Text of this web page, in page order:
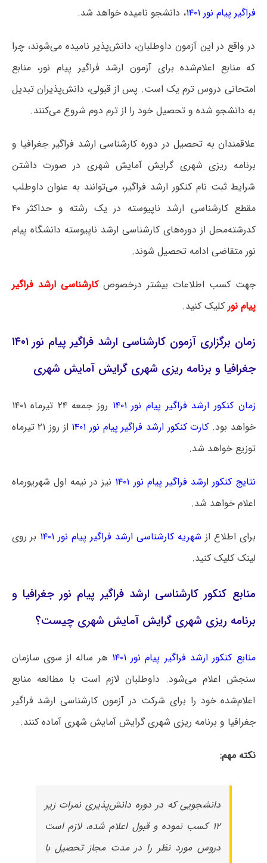
فراگیر پیام نور ۱۴۰۱
، دانشجو نامیده خواهد شد.
در واقع در این آزمون داوطلبان، دانش‌پذیر نامیده می‌شوند، چرا
که منابع اعلام‌شده برای آزمون ارشد فراگیر پیام نور، منابع
امتحانی دروس ترم یک است. پس از قبولی، دانش‌پذیران تبدیل
به دانشجو شده و تحصیل خود را از ترم دوم شروع می‌کنند.
علاقمندان به تحصیل در دوره کارشناسی ارشد فراگیر جغرافیا و
برنامه ریزی شهری گرایش آمایش شهری در صورت داشتن
شرایط ثبت نام کنکور ارشد فراگیر، می‌توانند به عنوان داوطلب
مقطع کارشناسی ارشد ناپیوسته در یک رشته و حداکثر ۴۰
کدرشته‌محل از دوره‌های کارشناسی ارشد ناپیوسته دانشگاه پیام
نور متقاضی ادامه تحصیل شوند.
جهت کسب اطلاعات بیشتر درخصوص کارشناسی ارشد فراگیر
پیام نورکلیک کنید.
زمان برگزاری آزمون کارشناسی ارشد فراگیر پیام نور ۱۴۰۱
جغرافیا و برنامه ریزی شهری گرایش آمایش شهری
زمان کنکور ارشد فراگیر پیام نور ۱۴۰۱
روز جمعه ۲۴ تیرماه ۱۴۰۱
خواهد بود. کارت کنکور ارشد فراگیر پیام نور ۱۴۰۱
از روز ۲۱ تیرماه
توزیع خواهد شد.
نتایج کنکور ارشد فراگیر پیام نور ۱۴۰۱
نیز در نیمه اول شهریورماه
اعلام خواهد شد.
برای اطلاع از شهریه کارشناسی ارشد فراگیر پیام نور ۱۴۰۱
بر روی
لینک کلیک کنید.
منابع کنکور کارشناسی ارشد فراگیر پیام نور جغرافیا و
برنامه ریزی شهری گرایش آمایش شهری چیست؟
منابع کنکور ارشد فراگیر پیام نور ۱۴۰۱
هر ساله از سوی سازمان
سنجش اعلام می‌شود. داوطلبان لازم است با مطالعه منابع
اعلام‌شده خود را برای شرکت در آزمون کارشناسی ارشد فراگیر
جغرافیا و برنامه ریزی شهری گرایش آمایش شهری آماده کنند.
نکته مهم:
دانشجویی که در دوره دانش‌پذیری نمرات زیر
۱۲ کسب نموده و قبول اعلام شده، لازم است
دروس مورد نظر را در مدت مجاز تحصیل با